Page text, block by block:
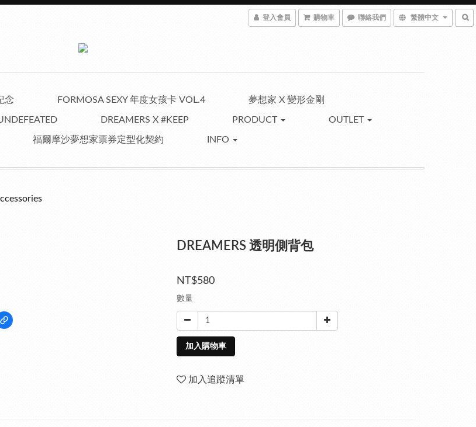
登入會員 購物車 聯絡我們 繁體中文
念 FORMOSA SEXY 年度女孩卡 VOL.4 夢想家 X 變形金剛
DREAMERS X #KEEP PRODUCT OUTLET
福爾摩沙夢想家票券定型化契約 INFO
DREAMERS 透明側背包
NT$580
數量
加入購物車
加入追蹤清單